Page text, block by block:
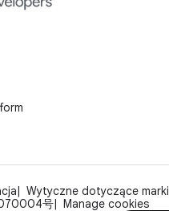
Wytyczne dotyczące marki
号
Manage cookies